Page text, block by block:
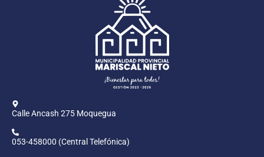
Calle Ancash 275 Moquegua
053-458000 (Central Telefónica)